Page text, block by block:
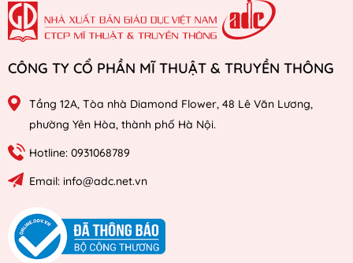
CÔNG TY CỔ PHẦN MĨ THUẬT & TRUYỀN THÔNG
Tầng 12A, Tòa nhà Diamond Flower, 48 Lê Văn Lương,
phường Yên Hòa, thành phố Hà Nội.
Hotline: 0931068789
Email: info@adc.net.vn